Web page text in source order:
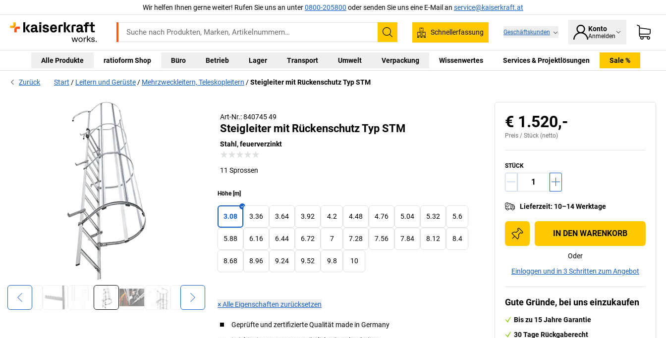
Wir helfen Ihnen gerne weiter! Rufen Sie uns an unter0800-205800 oder senden Sie uns eine E-Mail an service@kaiserkraft.at
Suchen
Schnellerfassung Geschäftskunden Konto
Anmelden
Alle Produkte ratioform Shop Büro Betrieb Lager Transport Umwelt Verpackung Wissenwertes Services & Projektlösungen Sale %
Zurück Start Leitern und Gerüste Mehrzweckleitern, Teleskopleitern Steigleiter mit Rückenschutz Typ STM
Art-Nr.: 840745 49
Steigleiter mit Rückenschutz Typ STM
Stahl, feuerverzinkt
11 Sprossen
Höhe[m]
3.08 3.36 3.64 3.92 4.2 4.48 4.76 5.04 5.32 5.6
5.88 6.16 6.44 6.72 7 7.28 7.56 7.84 8.12 8.4
8.68 8.96 9.24 9.52 9.8 10
×Alle Eigenschaften zurücksetzen
Geprüfte und zertifizierte Qualität made in Germany
€ 1.520,-
Preis / Stück (netto)
STÜCK
Lieferzeit: 10–14 Werktage
IN DEN WARENKORB
Oder
Einloggen und in 3 Schritten zum Angebot
Gute Gründe, bei uns einzukaufen
Bis zu 15 Jahre Garantie
30 Tage Rückgaberecht